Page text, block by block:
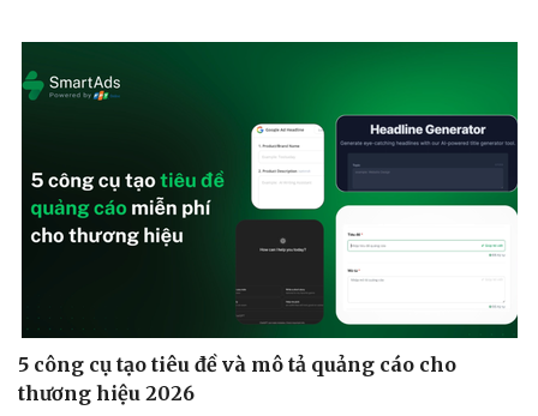
Sản phụ khoa
Nhi khoa
Nam khoa
Ăn sạch sống khỏe
Tình yêu - Gia đình
5 công cụ tạo tiêu đề và mô tả quảng cáo cho
thương hiệu 2026